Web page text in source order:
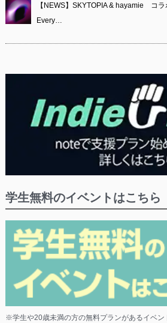
【NEWS】SKYTOPIA & hayamie コ
Every…
学生無料のイベントはこちら
※学生や20歳未満の方の無料プランがあるイベン